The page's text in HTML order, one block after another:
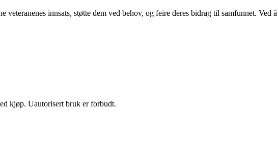
innsats, støtte dem ved behov, og feire deres bidrag til samfunnet. Ved å
kjøp. Uautorisert bruk er forbudt.